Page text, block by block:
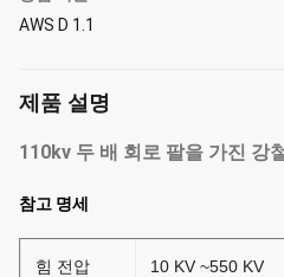
AWS D 1.1
제품 설명
110kv 두 배 회로 팔을 가진 강
참고 명세
힘 전압 10 KV ~550 KV